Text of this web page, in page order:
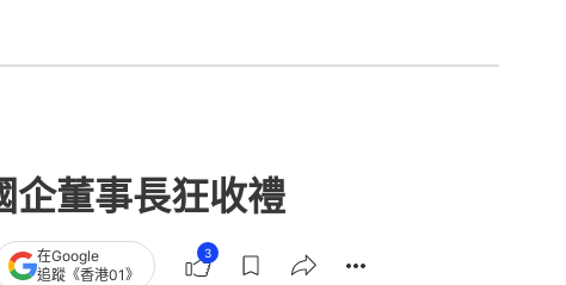
董事長狂收禮
在Google
追蹤《香港01》
3